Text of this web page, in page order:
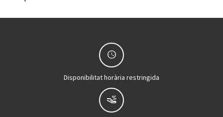
Disponibilitat horària restringida